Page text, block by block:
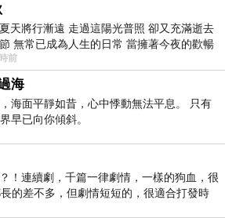
天將行漸遠 走過這陽光普照 卻又充滿逝去
無常已成為人生的日常 當擁著今夜的歡暢
眼驟成昨日 而明晨 太陽
前
海
海面平靜如昔，心中悸動無法平息。 只有
早已向你傾斜。
！連續劇，千篇一律劇情，一樣的狗血，很
的差不多，但劇情短短的，很適合打發時